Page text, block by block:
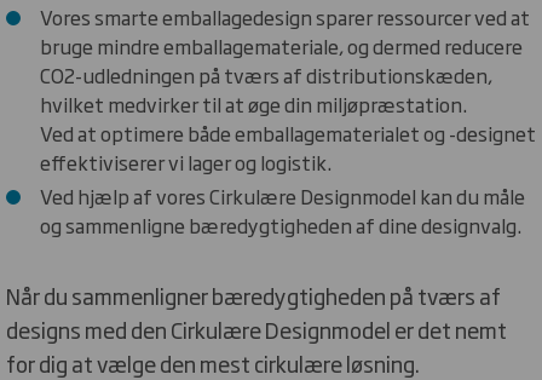
Vores smarte emballagedesign sparer ressourcer ved at
bruge mindre emballagemateriale, og dermed reducere
CO2-udledningen på tværs af distributionskæden,
hvilket medvirker til at øge din miljøpræstation.
Ved at optimere både emballagematerialet og -designet
effektiviserer vi lager og logistik.
Ved hjælp af vores Cirkulære Designmodel kan du måle
og sammenligne bæredygtigheden af ​​dine designvalg.
Når du sammenligner bæredygtigheden på tværs af
designs med den Cirkulære Designmodel er det nemt
for dig at vælge den mest cirkulære løsning.